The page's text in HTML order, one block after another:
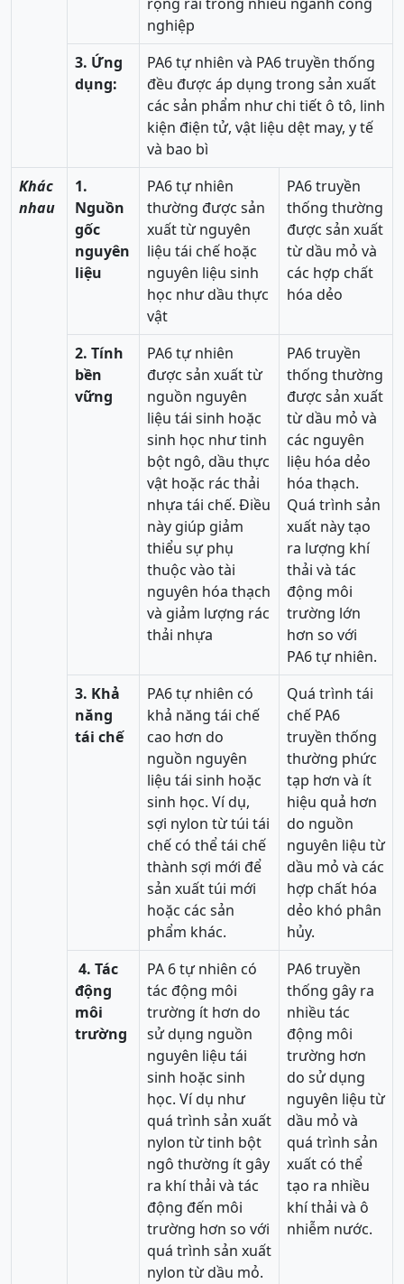
nghiệp
3. Ứng
dụng:
PA6 tự nhiên và PA6 truyền thống
đều được áp dụng trong sản xuất
các sản phẩm như chi tiết ô tô, linh
kiện điện tử, vật liệu dệt may, y tế
và bao bì
Khác
nhau
1.
Nguồn
gốc
nguyên
liệu
PA6 tự nhiên
thường được sản
xuất từ nguyên
liệu tái chế hoặc
nguyên liệu sinh
học như dầu thực
vật
PA6 truyền
thống thường
được sản xuất
từ dầu mỏ và
các hợp chất
hóa dẻo
2. Tính
bền
vững
PA6 tự nhiên
được sản xuất từ
nguồn nguyên
liệu tái sinh hoặc
sinh học như tinh
bột ngô, dầu thực
vật hoặc rác thải
nhựa tái chế. Điều
này giúp giảm
thiểu sự phụ
thuộc vào tài
nguyên hóa thạch
và giảm lượng rác
thải nhựa
PA6 truyền
thống thường
được sản xuất
từ dầu mỏ và
các nguyên
liệu hóa dẻo
hóa thạch.
Quá trình sản
xuất này tạo
ra lượng khí
thải và tác
động môi
trường lớn
hơn so với
PA6 tự nhiên.
3. Khả
năng
tái chế
PA6 tự nhiên có
khả năng tái chế
cao hơn do
nguồn nguyên
liệu tái sinh hoặc
sinh học. Ví dụ,
sợi nylon từ túi tái
chế có thể tái chế
thành sợi mới để
sản xuất túi mới
hoặc các sản
phẩm khác.
Quá trình tái
chế PA6
truyền thống
thường phức
tạp hơn và ít
hiệu quả hơn
do nguồn
nguyên liệu từ
dầu mỏ và các
hợp chất hóa
dẻo khó phân
hủy.
4. Tác
động
môi
trường
PA 6 tự nhiên có
tác động môi
trường ít hơn do
sử dụng nguồn
nguyên liệu tái
sinh hoặc sinh
học. Ví dụ như
quá trình sản xuất
nylon từ tinh bột
ngô thường ít gây
ra khí thải và tác
động đến môi
trường hơn so với
quá trình sản xuất
nylon từ dầu mỏ.
PA6 truyền
thống gây ra
nhiều tác
động môi
trường hơn
do sử dụng
nguyên liệu từ
dầu mỏ và
quá trình sản
xuất có thể
tạo ra nhiều
khí thải và ô
nhiễm nước.